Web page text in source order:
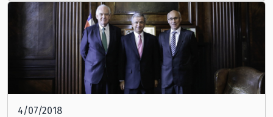
4/07/2018